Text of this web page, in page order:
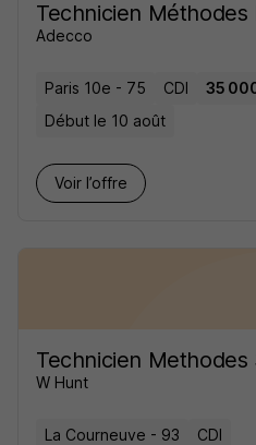
Technicien Méthodes
Adecco
Paris 10e - 75 CDI
35
Début le 10 août
Voir l’offre
Technicien Methodes
W Hunt
La Courneuve - 93 CDI